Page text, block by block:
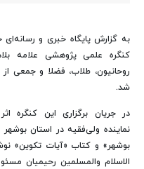
به گزارش پایگاه خبری و رسانه‌ای
کنگره علمی پژوهشی علامه
روحانیون، طلاب، فضلا و جمعی
شد.
در جریان برگزاری این کنگره
نماینده ولی‌فقیه در استان
بوشهر» و کتاب «آیات تکوین»
الاسلام والمسلمین رحیمیان